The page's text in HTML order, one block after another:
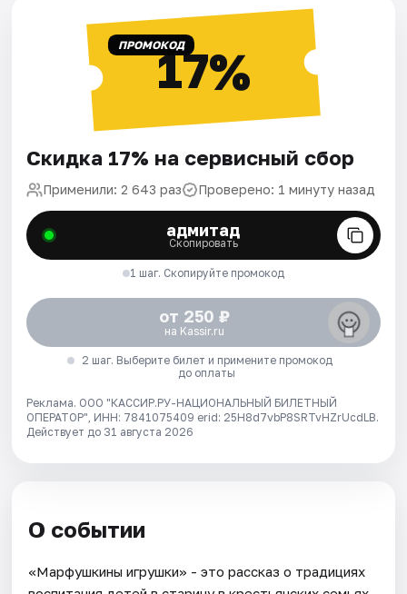
ПРОМОКОД17%
Скидка 17% на сервисный сбор
Применили: 2 643 раз Проверено: 1 минуту назад
адмитад
Скопировать
1 шаг. Скопируйте промокод
от 250 ₽
на Kassir.ru
2 шаг. Выберите билет и примените промокод
до оплаты
Реклама. ООО "КАССИР.РУ-НАЦИОНАЛЬНЫЙ БИЛЕТНЫЙ
ОПЕРАТОР", ИНН: 7841075409 erid: 25H8d7vbP8SRTvHZrUcdLB.
Действует до 31 августа 2026
О событии
«Марфушкины игрушки» - это рассказ о традициях